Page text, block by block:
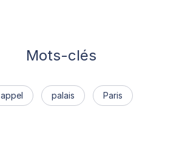
Mots-clés
appel palais Paris